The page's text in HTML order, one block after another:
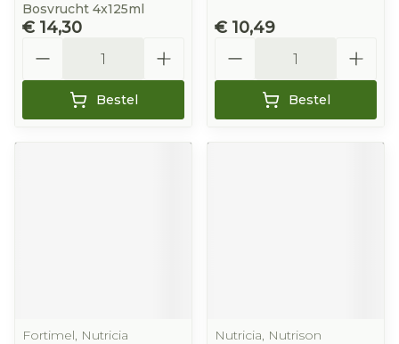
Bosvrucht 4x125ml
€ 14,30
Bestel
€ 10,49
Bestel
Fortimel, Nutricia
Nutricia, Nutrison